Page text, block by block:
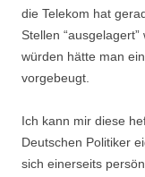
die Telekom hat
Stellen
würden hätte man
vorgebeugt.
Ich kann mir diese
Deutschen Politiker
sich einerseits